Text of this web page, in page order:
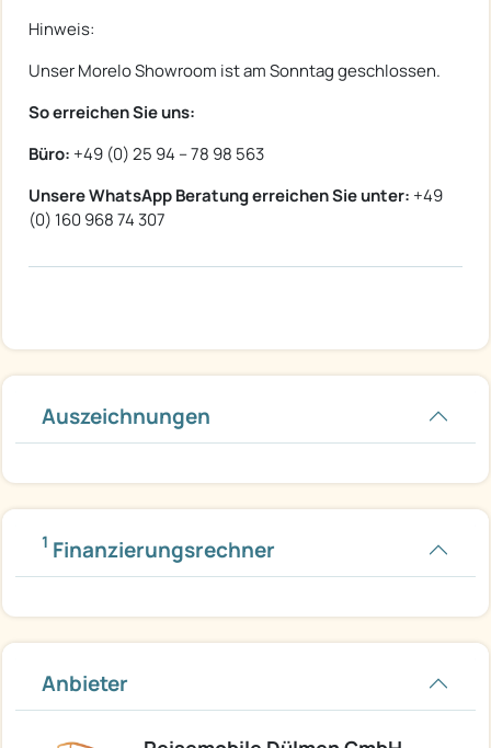
Hinweis:
Unser Morelo Showroom ist am Sonntag geschlossen.
So erreichen Sie uns:
Büro: +49 (0) 25 94 – 78 98 563
Unsere WhatsApp Beratung erreichen Sie unter: +49
(0) 160 968 74 307
Auszeichnungen
1 Finanzierungsrechner
Anbieter